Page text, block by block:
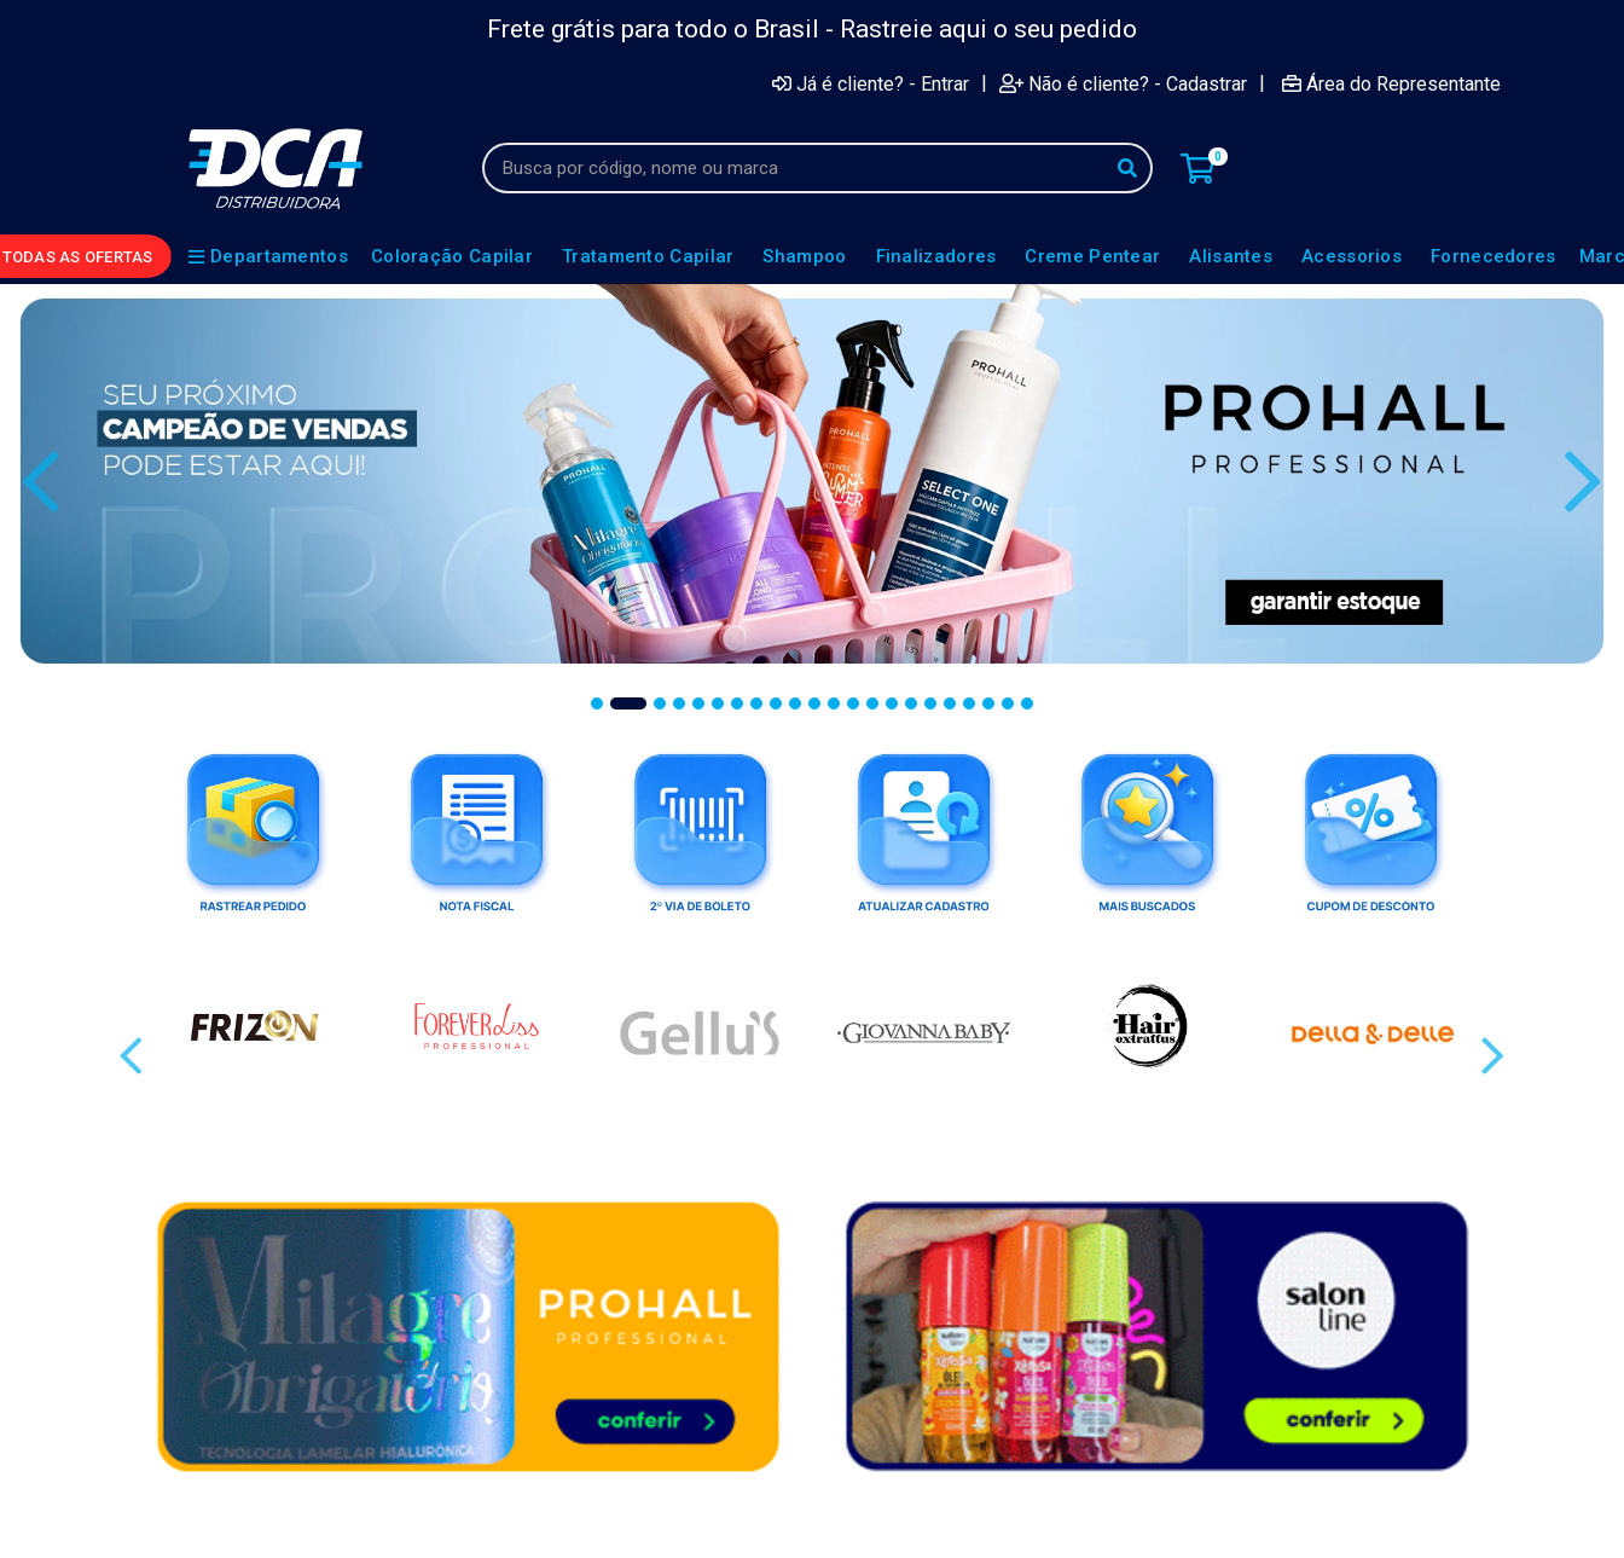
Frete grátis para todo o Brasil - Rastreie aqui o seu pedido
Já é cliente? - Entrar | Não é cliente? - Cadastrar | Área do Representante
0
TODAS AS OFERTAS Departamentos Coloração Capilar Tratamento Capilar Shampoo Finalizadores Creme Pentear Alisantes Acessorios Fornecedores